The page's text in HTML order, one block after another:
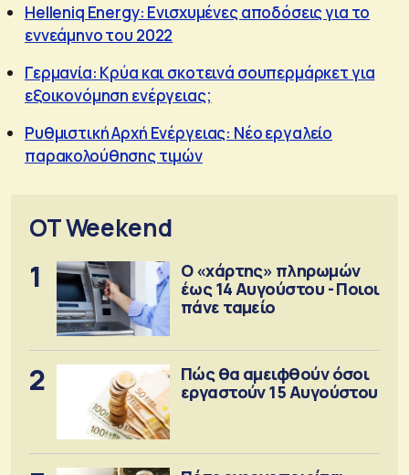
Helleniq Energy: Ενισχυμένες αποδόσεις για το
εννεάμηνο του 2022
Γερμανία: Κρύα και σκοτεινά σουπερμάρκετ για
εξοικονόμηση ενέργειας;
Ρυθμιστική Αρχή Ενέργειας: Νέο εργαλείο
παρακολούθησης τιμών
OT Weekend
1
Ο «χάρτης» πληρωμών
έως 14 Αυγούστου - Ποιοι
πάνε ταμείο
2
Πώς θα αμειφθούν όσοι
εργαστούν 15 Αυγούστου